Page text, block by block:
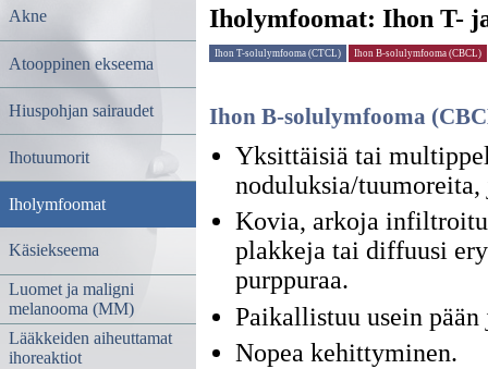
Akne
Atooppinen ekseema
Hiuspohjan sairaudet
Ihotuumorit
Iholymfoomat
Käsiekseema
Luomet ja maligni
melanooma (MM)
Lääkkeiden aiheuttamat
ihoreaktiot
Iholymfoomat: Ihon T-
Ihon T-solulymfooma (CTCL) Ihon B-solulymfooma (CBCL)
Ihon B-solulymfooma
Yksittäisiä tai
noduluksia/
Kovia, arkoja
plakkeja tai diffuusi
purppuraa.
Paikallistuu usein
Nopea kehittyminen.